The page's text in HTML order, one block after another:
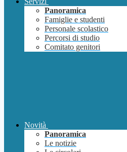
Panoramica
Famiglie e studenti
Personale scolastico
Percorsi di studio
Comitato genitori
Novità
Panoramica
Le notizie